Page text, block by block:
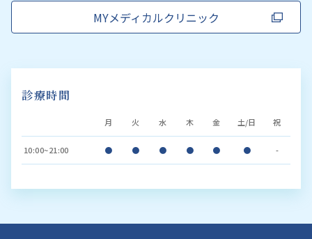
MYメディカルクリニック
診療時間
月 火 水 木 金 土/日 祝
10:00~21:00 ● ● ● ● ● ● -